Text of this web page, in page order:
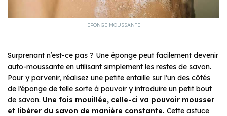
EPONGE MOUSSANTE
Surprenant n’est-ce pas ? Une éponge peut facilement devenir
auto-moussante en utilisant simplement les restes de savon.
Pour y parvenir, réalisez une petite entaille sur l’un des côtés
de l’éponge de telle sorte à pouvoir y introduire un petit bout
de savon. Une fois mouillée, celle-ci va pouvoir mousser
et libérer du savon de manière constante. Cette astuce